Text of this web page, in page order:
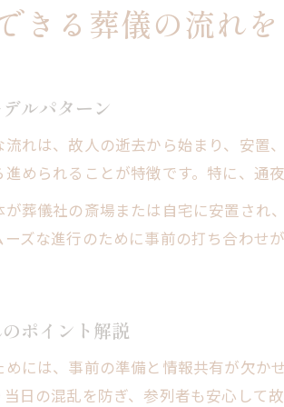
きる葬儀の流れ
ルパターン
れは、故人の逝去から始まり、安
められることが特徴です。特に、通
葬儀社の斎場または自宅に安置さ
ズな進行のために事前の打ち合わ
ポイント解説
には、事前の準備と情報共有が欠
日の混乱を防ぎ、参列者も安心して故